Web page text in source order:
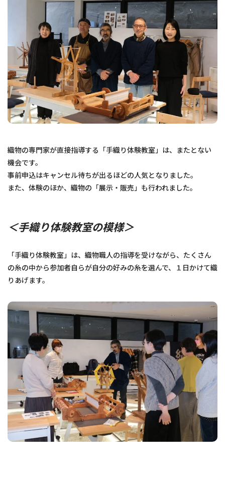
織物の専門家が直接指導する「手織り体験教室」は、またとない
機会です。
事前申込はキャンセル待ちが出るほどの人気となりました。
また、体験のほか、織物の「展示・販売」も行われました。
＜手織り体験教室の模様＞
「手織り体験教室」は、織物職人の指導を受けながら、たくさん
の糸の中から参加者自らが自分の好みの糸を選んで、１日かけて織
りあげます。